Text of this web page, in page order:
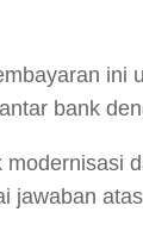
ini
bank
jawaban